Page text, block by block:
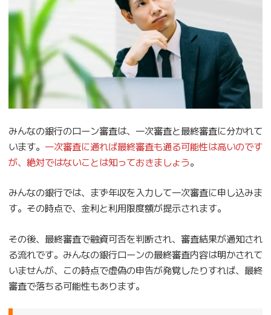
みんなの銀行のローン審査は、一次審査と最終審査に分かれて
います。 一次審査に通れば最終審査も通る可能性は高いのです
が、絶対ではないことは知っておきましょう。
みんなの銀行では、まず年収を入力して一次審査に申し込みま
す。その時点で、金利と利用限度額が提示されます。
その後、最終審査で融資可否を判断され、審査結果が通知され
る流れです。みんなの銀行ローンの最終審査内容は明かされて
いませんが、この時点で虚偽の申告が発覚したりすれば、最終
審査で落ちる可能性もあります。